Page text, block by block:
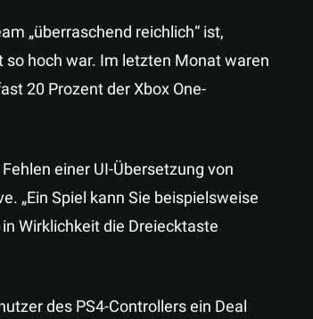
„überraschend reichlich“ ist,
hoch war. Im letzten Monat waren
20 Prozent der Xbox One-
einer UI-Übersetzung von
„Ein Spiel kann Sie beispielsweise
Wirklichkeit die Dreiecktaste
des PS4-Controllers ein Deal